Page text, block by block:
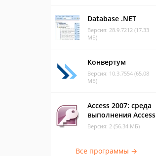
Database .NET
Версия: 28.9.7212 (17.33
МБ)
Конвертум
Версия: 10.3.7554 (65.08
МБ)
Access 2007: среда
выполнения Access
Версия: 2 (56.34 МБ)
Все программы →